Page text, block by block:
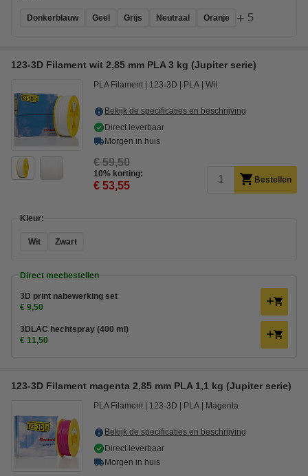
Donkerblauw Geel Grijs Neutraal Oranje + 5
123-3D Filament wit 2,85 mm PLA 3 kg (Jupiter serie)
PLA Filament 123-3D PLA Wit
Bekijk de specificaties en beschrijving
Direct leverbaar
Morgen in huis
€ 59,50
10% korting:
€ 53,55 Bestellen
Kleur:
Wit Zwart
Direct meebestellen
3D print nabewerking set
€ 9,50
3DLAC hechtspray (400 ml)
€ 11,50
123-3D Filament magenta 2,85 mm PLA 1,1 kg (Jupiter serie)
PLA Filament 123-3D PLA Magenta
Bekijk de specificaties en beschrijving
Direct leverbaar
Morgen in huis